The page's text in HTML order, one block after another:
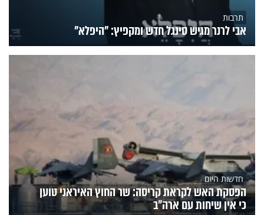
תרבות
אבי לרנר מגיש סינגל חדש ומקפיץ: "היפלא"
חדשות היום
הפסקת האש לקראת קריסה: שר החוץ האיראני טוען
כי אין שיחות עם ארה"ב